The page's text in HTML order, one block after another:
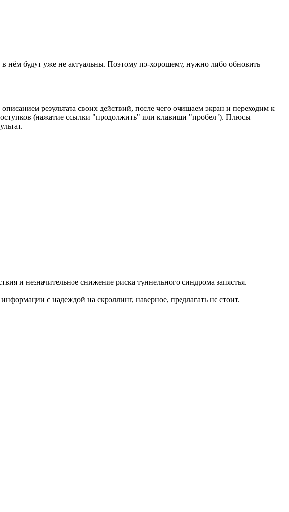
нём будут уже не актуальны. Поэтому по-хорошему, нужно либо обновить
результата своих действий, после чего очищаем экран и переходим к
(нажатие ссылки "продолжить" или клавиши "пробел"). Плюсы —
и незначительное снижение риска туннельного синдрома запястья.
с надеждой на скроллинг, наверное, предлагать не стоит.